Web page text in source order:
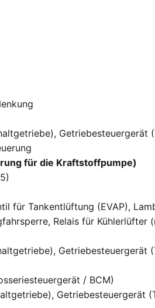
Getriebesteuergerät
für die Kraftstoffpumpe)
für Tankentlüftung (EVAP),
Relais für Kühlerlüfter
Getriebesteuergerät
/ BCM)
Getriebesteuergerät